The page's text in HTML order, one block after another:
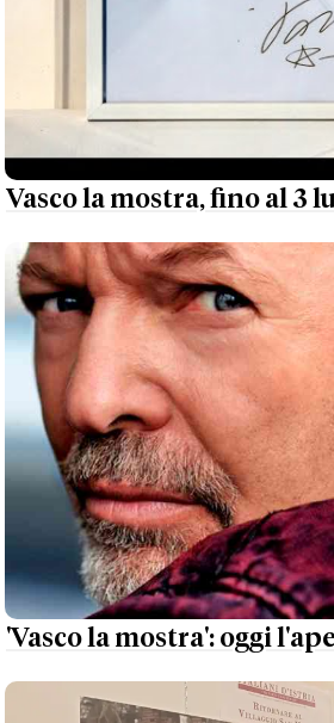
Vasco la mostra, fino al 3
'Vasco la mostra': oggi